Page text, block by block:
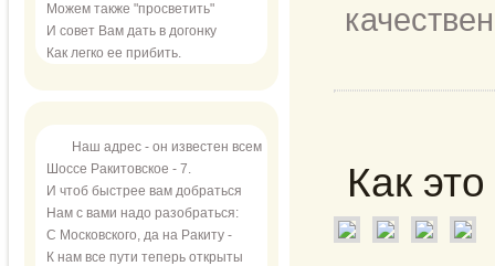
Можем также "просветить"
И совет Вам дать в догонку
Как легко ее прибить.
Наш адрес - он известен всем
Шоссе Ракитовское - 7.
И чтоб быстрее вам добраться
Нам с вами надо разобраться:
С Московского, да на Ракиту -
К нам все пути теперь открыты
Как